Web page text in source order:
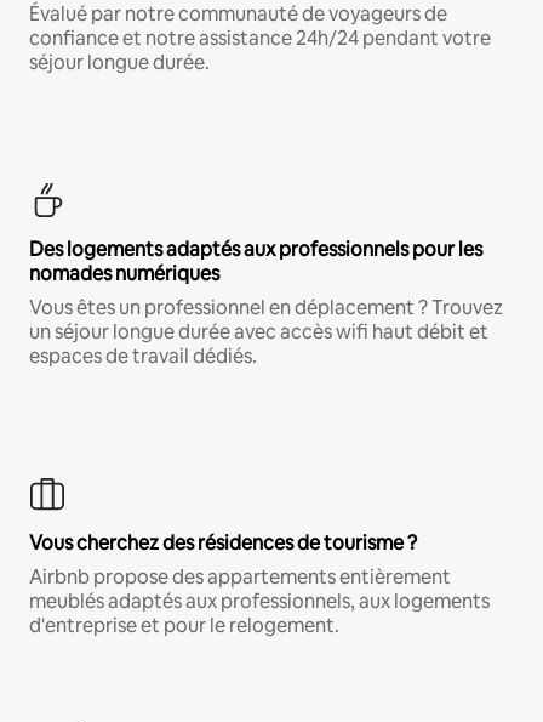
Évalué par notre communauté de voyageurs de
confiance et notre assistance 24h/24 pendant votre
séjour longue durée.
Des logements adaptés aux professionnels pour les
nomades numériques
Vous êtes un professionnel en déplacement ? Trouvez
un séjour longue durée avec accès wifi haut débit et
espaces de travail dédiés.
Vous cherchez des résidences de tourisme ?
Airbnb propose des appartements entièrement
meublés adaptés aux professionnels, aux logements
d'entreprise et pour le relogement.